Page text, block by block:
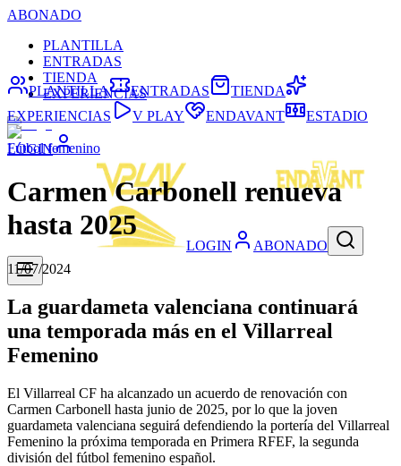
ABONADO
PLANTILLA
ENTRADAS
TIENDA
EXPERIENCIAS
LOGIN
LOGIN ABONADO
PLANTILLA ENTRADAS
TIENDA
EXPERIENCIAS
V PLAY ENDAVANT ESTADIO
Fútbol femenino
Carmen Carbonell renueva
hasta 2025
11/07/2024
La guardameta valenciana continuará
una temporada más en el Villarreal
Femenino
El Villarreal CF ha alcanzado un acuerdo de renovación con
Carmen Carbonell hasta junio de 2025, por lo que la joven
guardameta valenciana seguirá defendiendo la portería del Villarreal
Femenino la próxima temporada en Primera RFEF, la segunda
división del fútbol femenino español.